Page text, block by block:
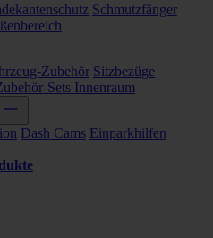
Schmutzfänger
Zubehör Sitzbezüge
Sets Innenraum
Dash Cams Einparkhilfen